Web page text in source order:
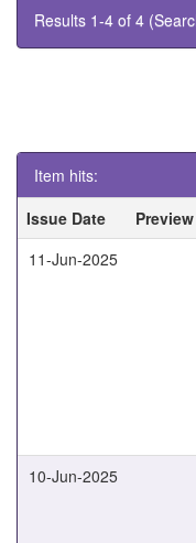
Results 1-4 of 4
Item hits:
Issue Date
Preview
11-Jun-2025
10-Jun-2025